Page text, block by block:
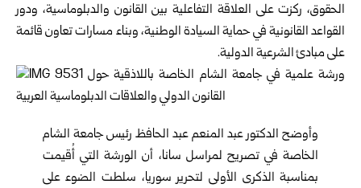
الحقوق، ركزت على العلاقة التفاعلية بين القانون والدبلوماسية، ودور
القواعد القانونية في حماية السيادة الوطنية، وبناء مسارات تعاون قائمة
على مبادئ الشرعية الدولية.
وأوضح الدكتور عبد المنعم عبد الحافظ رئيس جامعة الشام
الخاصة في تصريح لمراسل سانا، أن الورشة التي أُقيمت
بمناسبة الذكرى الأولى لتحرير سوريا، سلطت الضوء على